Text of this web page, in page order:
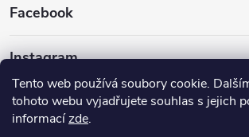
Tento web používá soubory cookie.
tohoto webu vyjadřujete souhlas s jejich
informacízde.
Facebook
Instagram